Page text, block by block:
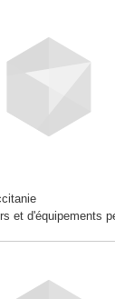
et d'équipements